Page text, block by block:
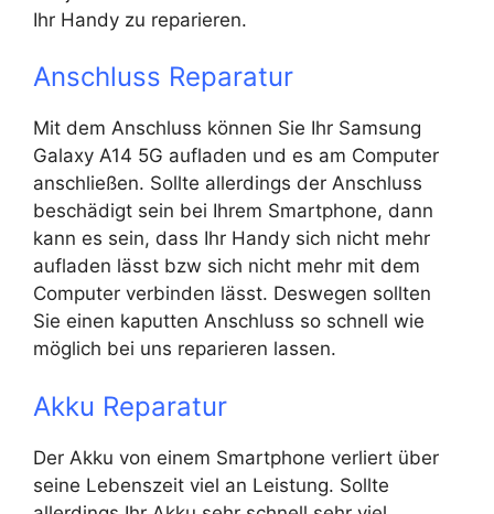
Ihr Handy zu reparieren.
Anschluss Reparatur
Mit dem Anschluss können Sie Ihr Samsung
Galaxy A14 5G aufladen und es am Computer
anschließen. Sollte allerdings der Anschluss
beschädigt sein bei Ihrem Smartphone, dann
kann es sein, dass Ihr Handy sich nicht mehr
aufladen lässt bzw sich nicht mehr mit dem
Computer verbinden lässt. Deswegen sollten
Sie einen kaputten Anschluss so schnell wie
möglich bei uns reparieren lassen.
Akku Reparatur
Der Akku von einem Smartphone verliert über
seine Lebenszeit viel an Leistung. Sollte